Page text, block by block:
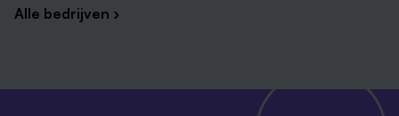
Alle bedrijven ›